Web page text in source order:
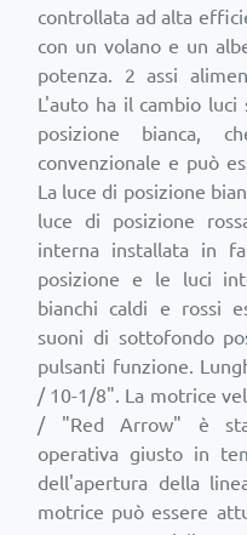
controllata ad alta
con un volano e un
potenza. 2 assi
L'auto ha il cambio
posizione bianca,
convenzionale e può
La luce di posizione
luce di posizione
interna installata in
posizione e le luci
bianchi caldi e rossi
suoni di sottofondo
pulsanti funzione.
/ 10-1/8". La motrice
/ "Red Arrow" è
operativa giusto in
dell'apertura della
motrice può essere